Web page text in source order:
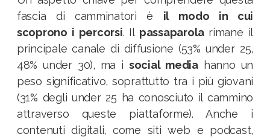
fascia di camminatori è il modo in cui
scoprono i percorsi. Il passaparola rimane il
principale canale di diffusione (53% under 25,
48% under 30), ma i social mediahanno un
peso significativo, soprattutto tra i più giovani
(31% degli under 25 ha conosciuto il cammino
attraverso queste piattaforme). Anche i
contenuti digitali, come siti web e podcast,